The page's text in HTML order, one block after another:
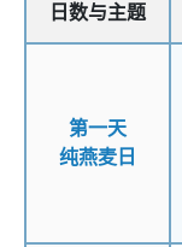
日数与主题
第一天
纯燕麦日